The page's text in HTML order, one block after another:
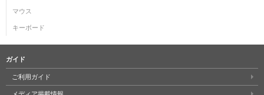
マウス
キーボード
ガイド
ご利用ガイド